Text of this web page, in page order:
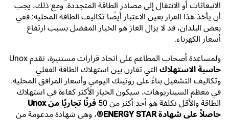
الانبعاثات أو الانتقال إلى مصادر الطاقة المتجددة. ومع ذلك، يجب
أن يأخذ هذا القرار بعين الاعتبار أيضًا تكاليف الطاقة المحلية: ففي
بعض البلدان، قد لا يزال الغاز هو الخيار المفضل بسبب ارتفاع
أسعار الكهرباء.
ولمساعدة أصحاب المطاعم على اتخاذ قرارات مستنيرة، تقدم Unox
حاسبة الاستهلاك التي تقارن بين استهلاك الطاقة الفعلي
وتكاليف التشغيل بناءً على روتينك اليومي وأسعار المرافق المحلية.
في معظم السيناريوهات، سيكون الخيار الأكثر كفاءة في استهلاك
الطاقة والأقل تكلفة هو أحد أكثر من 50
فرنًا تجاريًا من Unox
حاصلاً على شهادة ENERGY STAR®
، وهي شهادة مدعومة من